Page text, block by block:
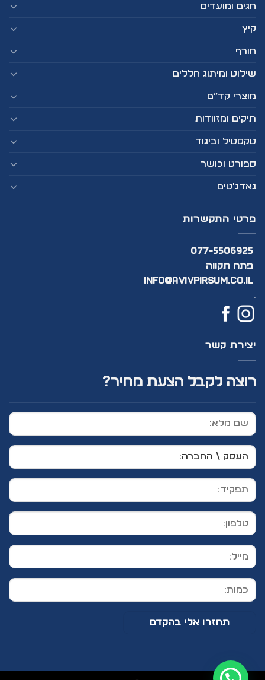
חגים ומועדים
קיץ
חורף
שילוט ומיתוג חללים
מוצרי קד”ם
תיקים ומזוודות
טקסטיל וביגוד
ספורט וכושר
גאדג'טים
פרטי התקשרות
077-5506925
פתח תקווה
info@avivpirsum.co.il
.
יצירת קשר
רוצה לקבל הצעת מחיר?